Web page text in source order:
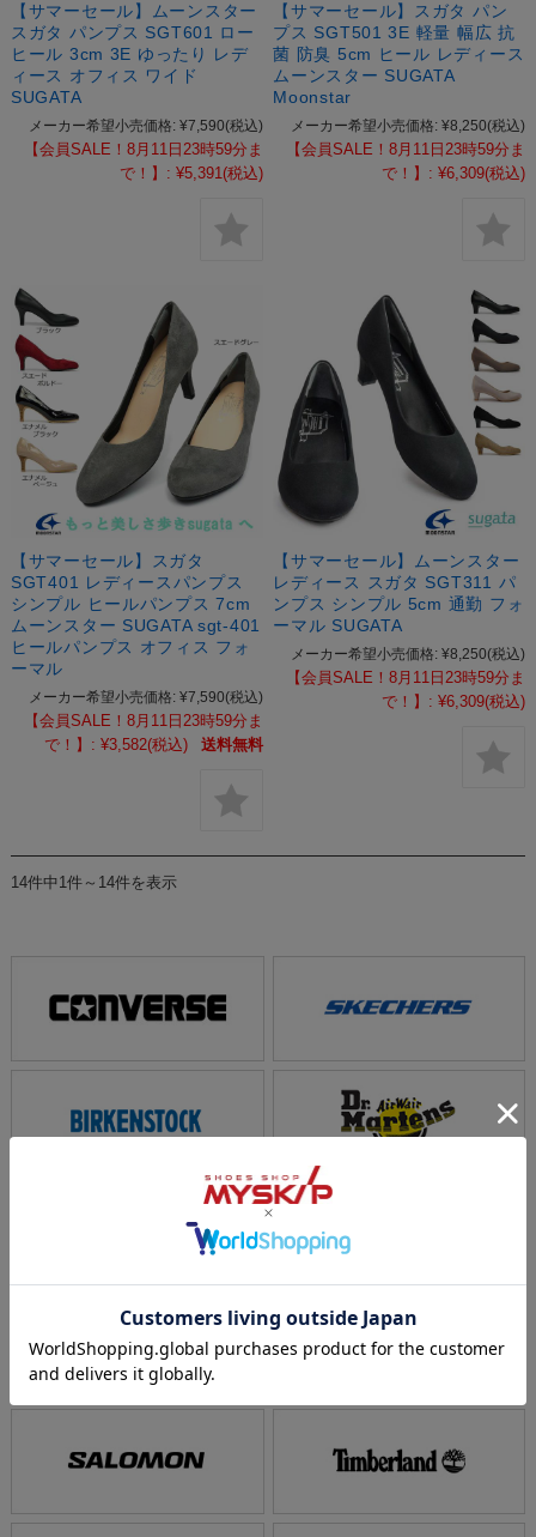
【サマーセール】ムーンスター
スガタ パンプス SGT601 ロー
ヒール 3cm 3E ゆったり レデ
ィース オフィス ワイド
SUGATA
メーカー希望小売価格: ¥7,590(税込)
【会員SALE！8月11日23時59分ま
で！】: ¥5,391(税込)
【サマーセール】スガタ パン
プス SGT501 3E 軽量 幅広 抗
菌 防臭 5cm ヒール レディース
ムーンスター SUGATA
Moonstar
メーカー希望小売価格: ¥8,250(税込)
【会員SALE！8月11日23時59分ま
で！】: ¥6,309(税込)
【サマーセール】スガタ
SGT401 レディースパンプス
シンプル ヒールパンプス 7cm
ムーンスター SUGATA sgt-401
ヒールパンプス オフィス フォ
ーマル
メーカー希望小売価格: ¥7,590(税込)
【会員SALE！8月11日23時59分ま
で！】: ¥3,582(税込) 送料無料
【サマーセール】ムーンスター
レディース スガタ SGT311 パ
ンプス シンプル 5cm 通勤 フォ
ーマル SUGATA
メーカー希望小売価格: ¥8,250(税込)
【会員SALE！8月11日23時59分ま
で！】: ¥6,309(税込)
14件中1件～14件を表示